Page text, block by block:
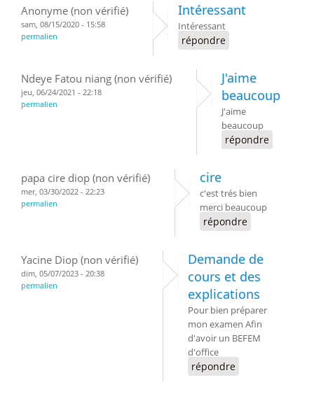
Anonyme (non vérifié)
sam, 08/15/2020 - 15:58
permalien
Intéressant
Intéressant
répondre
Ndeye Fatou niang (non vérifié)
jeu, 06/24/2021 - 22:18
permalien
J'aime
beaucoup
J'aime
beaucoup
répondre
papa cire diop (non vérifié)
mer, 03/30/2022 - 22:23
permalien
cire
c'est trés bien
merci beaucoup
répondre
Yacine Diop (non vérifié)
dim, 05/07/2023 - 20:38
permalien
Demande de
cours et des
explications
Pour bien préparer
mon examen Afin
d'avoir un BEFEM
d'office
répondre